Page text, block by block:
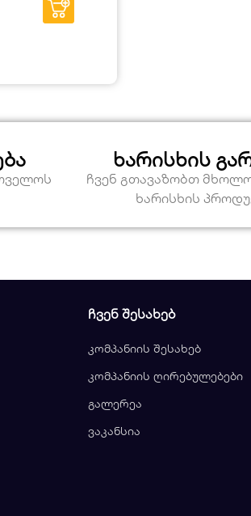
ხარისხის
ჩვენ გთავაზობთ
ხარისხის
ᲩᲕᲔᲜ ᲨᲔᲡᲐᲮᲔᲑ
კომპანიის შესახებ
კომპანიის ღირებულებები
გალერეა
ვაკანსია